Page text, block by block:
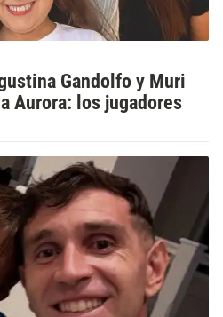
Gandolfo y Muri
Aurora: los jugadores